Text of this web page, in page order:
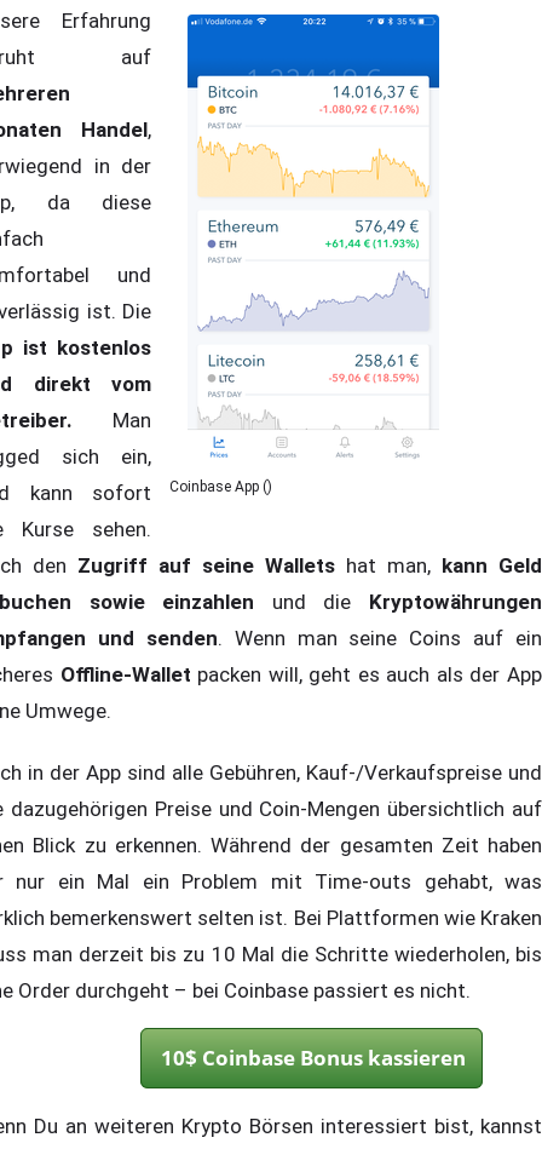
Coinbase App ()
Erfahrung
auf
Handel,
in der
da diese
und
ist. Die
ist kostenlos
direkt vom
Man
sich ein,
kann sofort
Kurse sehen.
den Zugriff auf seine Wallets hat man, kann Geld
sowie einzahlen und die Kryptowährungen
und senden. Wenn man seine Coins auf ein
Offline-Wallet packen will, geht es auch als der App
Umwege.
in der App sind alle Gebühren, Kauf-/Verkaufspreise und
dazugehörigen Preise und Coin-Mengen übersichtlich auf
Blick zu erkennen. Während der gesamten Zeit haben
nur ein Mal ein Problem mit Time-outs gehabt, was
bemerkenswert selten ist. Bei Plattformen wie Kraken
man derzeit bis zu 10 Mal die Schritte wiederholen, bis
Order durchgeht – bei Coinbase passiert es nicht.
10$ Coinbase Bonus kassieren
Du an weiteren Krypto Börsen interessiert bist, kannst